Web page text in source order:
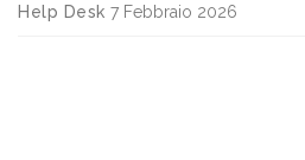
Help Desk 7 Febbraio 2026